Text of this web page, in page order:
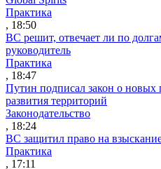
Практика
, 18:50
ВС решит, отвечает ли по
руководитель
Практика
, 18:47
Путин подписал закон о новых
развития территорий
Законодательство
, 18:24
ВС защитил право на
Практика
, 17:11